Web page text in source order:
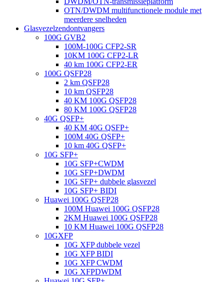
OTN/DWDM multifunctionele module met
meerdere snelheden
Glasvezelzendontvangers
100G GVB2
100M-100G CFP2-SR
10KM 100G CFP2-LR
40 km 100G CFP2-ER
100G QSFP28
2 km QSFP28
10 km QSFP28
40 KM 100G QSFP28
80 KM 100G QSFP28
40G QSFP+
40 KM 40G QSFP+
100M 40G QSFP+
10 km 40G QSFP+
10G SFP+
10G SFP+CWDM
10G SFP+DWDM
10G SFP+ dubbele glasvezel
10G SFP+ BIDI
Huawei 100G QSFP28
100M Huawei 100G QSFP28
2KM Huawei 100G QSFP28
10 KM Huawei 100G QSFP28
10GXFP
10G XFP dubbele vezel
10G XFP BIDI
10G XFP CWDM
10G XFPDWDM